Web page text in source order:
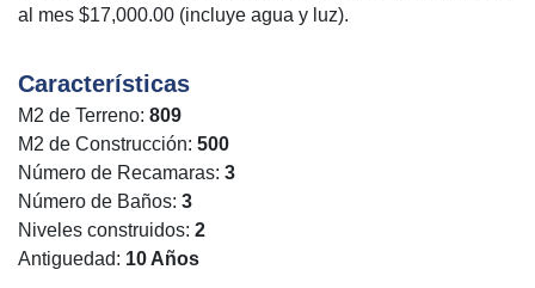
al mes $17,000.00 (incluye agua y luz).
Características
M2 de Terreno: 809
M2 de Construcción: 500
Número de Recamaras: 3
Número de Baños: 3
Niveles construidos: 2
Antiguedad: 10 Años